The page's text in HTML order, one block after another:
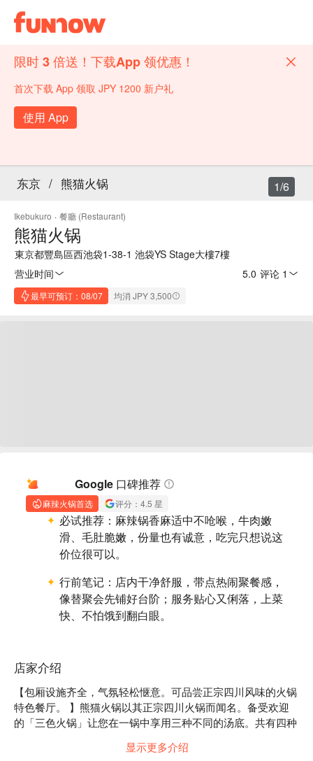
限时 3 倍送！下载App 领优惠！
首次下载 App 领取 JPY 1200 新户礼
使用 App
东京 / 熊猫火锅
Ikebukuro · 餐廳 (Restaurant)
熊猫火锅
東京都豐島區西池袋1-38-1 池袋YS Stage大樓7樓
营业时间
5.0 评论 1
最早可预订：08/07 均消 JPY 3,500
1/6
Google 口碑推荐
麻辣火锅首选 评分：4.5 星
必试推荐： 麻辣锅香麻适中不呛喉，牛肉嫩
滑、毛肚脆嫩，份量也有诚意，吃完只想说这
价位很可以。
行前笔记： 店内干净舒服，带点热闹聚餐感，
像替聚会先铺好台阶；服务贴心又俐落，上菜
快、不怕饿到翻白眼。
店家介绍
【包厢设施齐全，气氛轻松惬意。可品尝正宗四川风味的火锅
特色餐厅。 】熊猫火锅以其正宗四川火锅而闻名。备受欢迎
的「三色火锅」让您在一锅中享用三种不同的汤底。共有四种
这道正宗的四川菜，据说光是汤底就足以令人回味无穷。除了
显示更多介绍